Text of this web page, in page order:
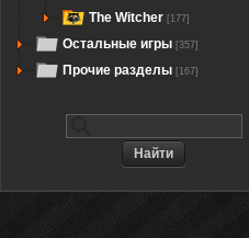
The Witcher [177]
Остальные игры [357]
Прочие разделы [167]